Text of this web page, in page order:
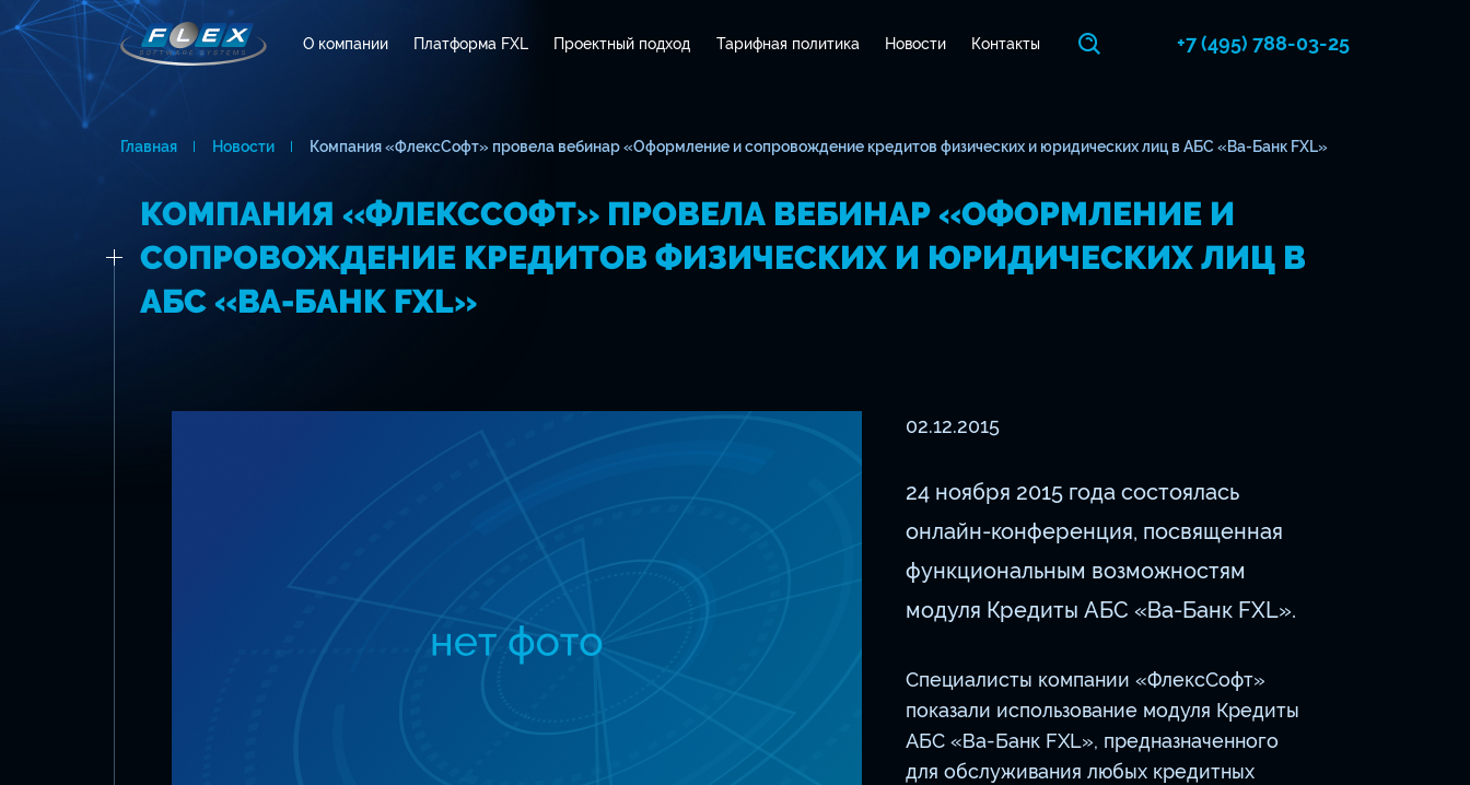
О компании Платформа FXL Проектный подход Тарифная политика Новости Контакты +7 (495) 788-03-25
Главная Новости Компания «ФлексСофт» провела вебинар «Оформление и сопровождение кредитов физических и юридических лиц в АБС «Ва-Банк FXL»
КОМПАНИЯ «ФЛЕКССОФТ» ПРОВЕЛА ВЕБИНАР «ОФОРМЛЕНИЕ И
СОПРОВОЖДЕНИЕ КРЕДИТОВ ФИЗИЧЕСКИХ И ЮРИДИЧЕСКИХ ЛИЦ В
АБС «ВА-БАНК FXL»
02.12.2015
24 ноября 2015 года состоялась
онлайн-конференция, посвященная
функциональным возможностям
модуля Кредиты АБС «Ва-Банк FXL».
Специалисты компании «ФлексСофт»
показали использование модуля Кредиты
АБС «Ва-Банк FXL», предназначенного
для обслуживания любых кредитных